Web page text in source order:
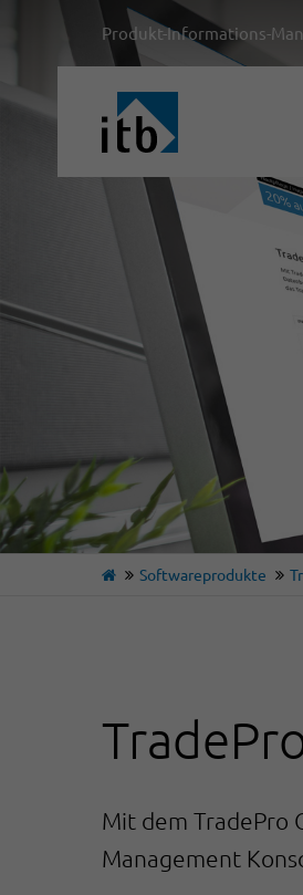
Produkt-Informations-
Softwareprodukte
Mit dem TradePro
Management